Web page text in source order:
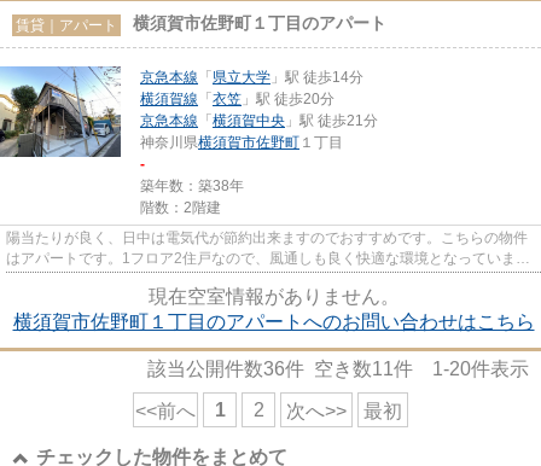
賃貸｜アパート 横須賀市佐野町１丁目のアパート
京急本線 「 県立大学 」駅 徒歩14分
横須賀線 「 衣笠 」駅 徒歩20分
京急本線 「 横須賀中央 」駅 徒歩21分
神奈川県横須賀市佐野町 １丁目
-
築年数：築38年
階数：2階建
陽当たりが良く、日中は電気代が節約出来ますのでおすすめです。こちらの物件
はアパートです。1フロア2住戸なので、風通しも良く快適な環境となっていま
現在空室情報がありません。
横須賀市佐野町１丁目のアパートへのお問い合わせはこちら
該当公開件数36件 空き数11件 1-20件表示
<<前へ 1 2 次へ>> 最初
チェックした物件をまとめて